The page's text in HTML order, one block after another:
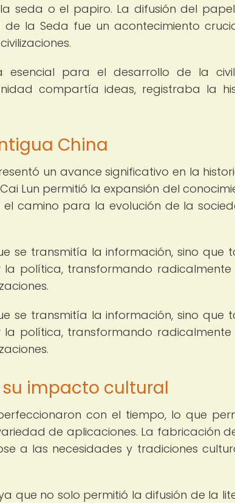
seda o el papiro. La difusión del
la Seda fue un acontecimiento
para el desarrollo de la
compartía ideas, registraba la
China
un avance significativo en la
Lun permitió la expansión del
camino para la evolución de la
se transmitía la información, sino que
política, transformando
se transmitía la información, sino que
política, transformando
su impacto cultural
con el tiempo, lo que
de aplicaciones. La fabricación
a las necesidades y tradiciones
que no solo permitió la difusión de la